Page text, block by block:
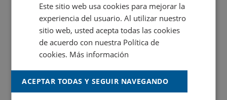
MONTÓ Fachadas
MONTÓ Industria
Crea by MONTÓ
Este sitio web usa cookies para mejorar la
experiencia del usuario. Al utilizar nuestro
sitio web, usted acepta todas las cookies
de acuerdo con nuestra Política de
cookies. Más información
ACEPTAR TODAS Y SEGUIR NAVEGANDO